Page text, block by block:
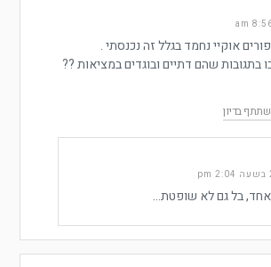
אוקיי נחמד בגלל זה נכנסתי .
שהם דתיים ובוגדים במציאות ??
בדיון
בל גם לא שופטת…